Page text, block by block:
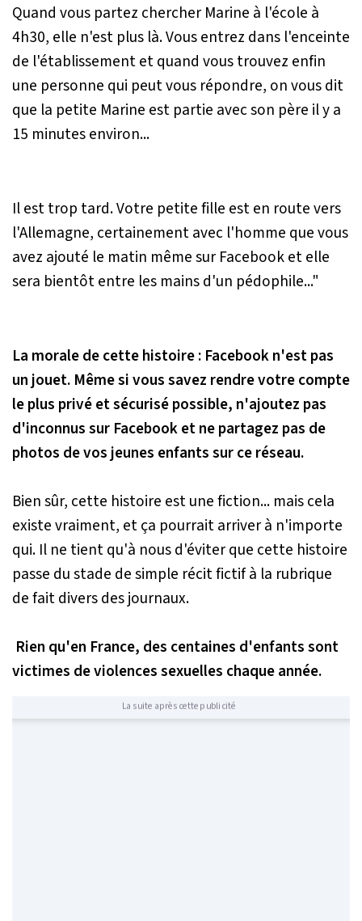
Quand vous partez chercher Marine à l'école à
4h30, elle n'est plus là. Vous entrez dans l'enceinte
de l'établissement et quand vous trouvez enfin
une personne qui peut vous répondre, on vous dit
que la petite Marine est partie avec son père il y a
15 minutes environ...
Il est trop tard. Votre petite fille est en route vers
l'Allemagne, certainement avec l'homme que vous
avez ajouté le matin même sur Facebook et elle
sera bientôt entre les mains d'un pédophile..."
La morale de cette histoire : Facebook n'est pas
un jouet. Même si vous savez rendre votre compte
le plus privé et sécurisé possible, n'ajoutez pas
d'inconnus sur Facebook et ne partagez pas de
photos de vos jeunes enfants sur ce réseau.
Bien sûr, cette histoire est une fiction... mais cela
existe vraiment, et ça pourrait arriver à n'importe
qui. Il ne tient qu'à nous d'éviter que cette histoire
passe du stade de simple récit fictif à la rubrique
de fait divers des journaux.
Rien qu'en France, des centaines d'enfants sont
victimes de violences sexuelles chaque année.
La suite après cette publicité